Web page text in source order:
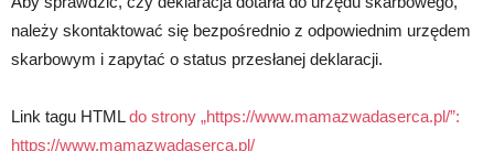
należy skontaktować się bezpośrednio z odpowiednim urzędem
skarbowym i zapytać o status przesłanej deklaracji.
Link tagu HTMLdo strony „https://www.mamazwadaserca.pl/”:
https://www.mamazwadaserca.pl/